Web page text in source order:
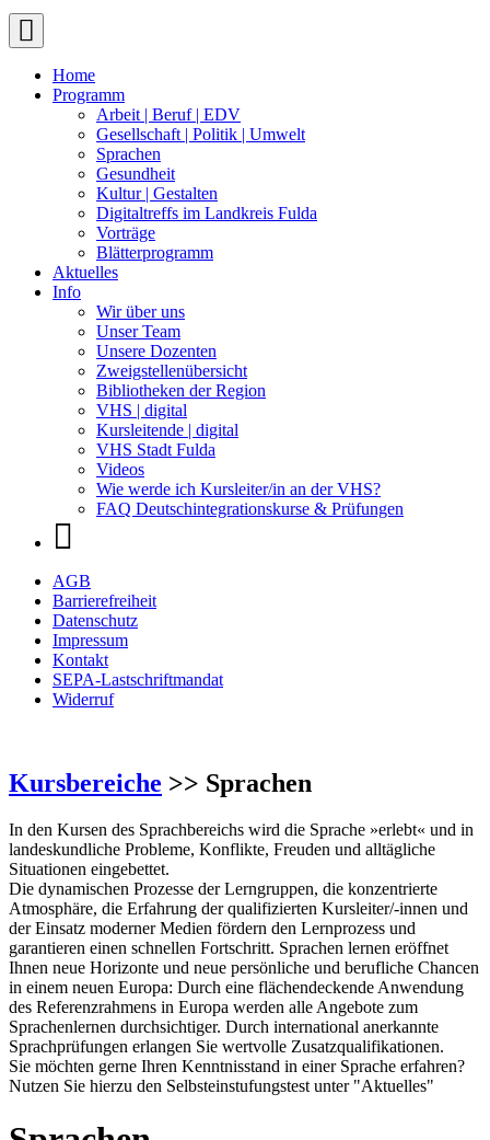
Home
Programm
Arbeit | Beruf | EDV
Gesellschaft | Politik | Umwelt
Sprachen
Gesundheit
Kultur | Gestalten
Digitaltreffs im Landkreis Fulda
Vorträge
Blätterprogramm
Aktuelles
Info
Wir über uns
Unser Team
Unsere Dozenten
Zweigstellenübersicht
Bibliotheken der Region
VHS | digital
Kursleitende | digital
VHS Stadt Fulda
Videos
Wie werde ich Kursleiter/in an der VHS?
FAQ Deutschintegrationskurse & Prüfungen
AGB
Barrierefreiheit
Datenschutz
Impressum
Kontakt
SEPA-Lastschriftmandat
Widerruf
Kursbereiche >> Sprachen
In den Kursen des Sprachbereichs wird die Sprache »erlebt« und in
landeskundliche Probleme, Konflikte, Freuden und alltägliche
Situationen eingebettet.
Die dynamischen Prozesse der Lerngruppen, die konzentrierte
Atmosphäre, die Erfahrung der qualifizierten Kursleiter/-innen und
der Einsatz moderner Medien fördern den Lernprozess und
garantieren einen schnellen Fortschritt. Sprachen lernen eröffnet
Ihnen neue Horizonte und neue persönliche und berufliche Chancen
in einem neuen Europa: Durch eine flächendeckende Anwendung
des Referenzrahmens in Europa werden alle Angebote zum
Sprachenlernen durchsichtiger. Durch international anerkannte
Sprachprüfungen erlangen Sie wertvolle Zusatzqualifikationen.
Sie möchten gerne Ihren Kenntnisstand in einer Sprache erfahren?
Nutzen Sie hierzu den Selbsteinstufungstest unter "Aktuelles"